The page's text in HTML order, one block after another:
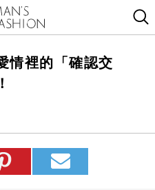
情裡的「確認交